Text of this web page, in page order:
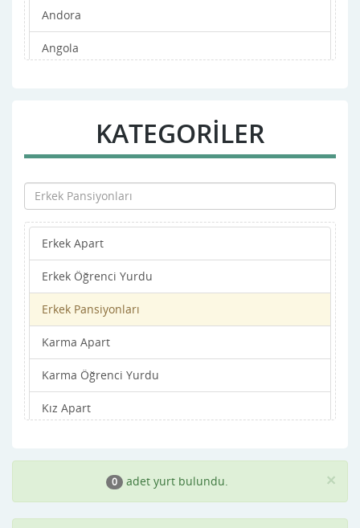
Andora
Angola
Arnavutluk
Avustralya
Avusturya
Azerbaycan
Bahamalar
Bahreyn
Bangladeş
Barbados
Batı Sahra
KATEGORİLER
Erkek Apart
Erkek Öğrenci Yurdu
Erkek Pansiyonları
Karma Apart
Karma Öğrenci Yurdu
Kız Apart
Kız Pansiyonları ×
0 adet yurt bulundu.